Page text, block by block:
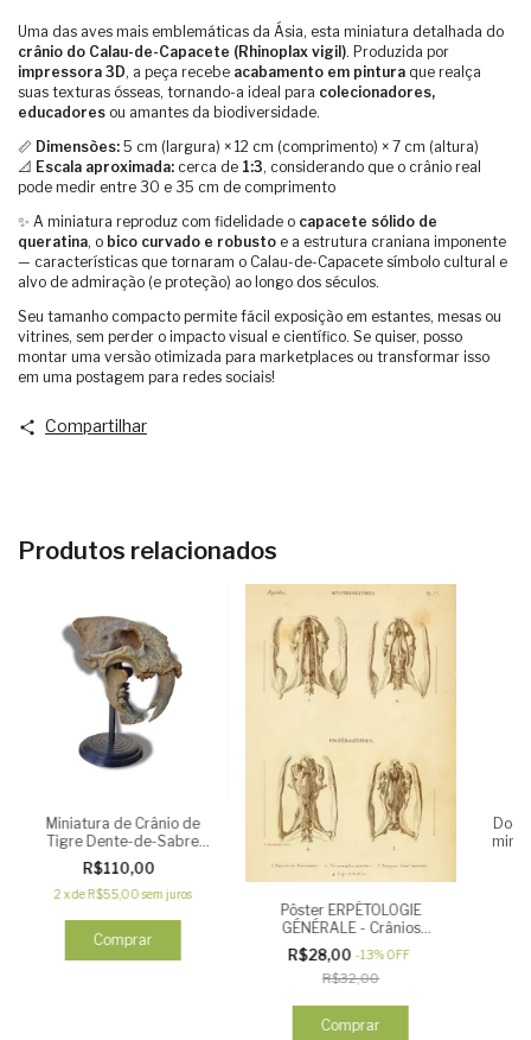
Uma das aves mais emblemáticas da Ásia, esta miniatura detalhada do
crânio do Calau-de-Capacete (Rhinoplax vigil). Produzida por
impressora 3D, a peça recebe acabamento em pintura que realça
suas texturas ósseas, tornando-a ideal para colecionadores,
educadores ou amantes da biodiversidade.
📏 Dimensões: 5 cm (largura) × 12 cm (comprimento) × 7 cm (altura)
📐 Escala aproximada: cerca de 1:3, considerando que o crânio real
pode medir entre 30 e 35 cm de comprimento
✨ A miniatura reproduz com fidelidade o capacete sólido de
queratina, o bico curvado e robusto e a estrutura craniana imponente
— características que tornaram o Calau-de-Capacete símbolo cultural e
alvo de admiração (e proteção) ao longo dos séculos.
Seu tamanho compacto permite fácil exposição em estantes, mesas ou
vitrines, sem perder o impacto visual e científico. Se quiser, posso
montar uma versão otimizada para marketplaces ou transformar isso
em uma postagem para redes sociais!
Compartilhar
Produtos relacionados
Miniatura de Crânio de
Tigre Dente-de-Sabre
(Smilodon)
R$110,00
2 xdeR$55,00 sem juros
Pôster ERPÉTOLOGIE
GÉNÉRALE - Crânios
serpentes
R$28,00 -13%OFF
R$32,00
Comprar